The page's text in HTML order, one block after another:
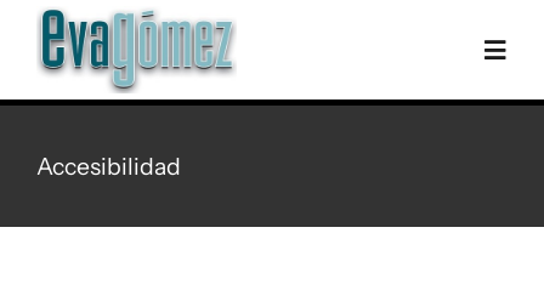
content
Biografia
Accesibilidad